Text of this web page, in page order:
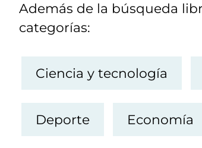
Además de la búsqueda
categorías:
Ciencia y tecnología
Deporte Economía